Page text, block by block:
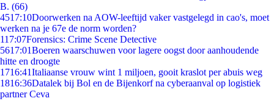
B. (66)
4517:10Doorwerken na AOW-leeftijd vaker vastgelegd in cao's, moet
werken na je 67e de norm worden?
117:07Forensics: Crime Scene Detective
5617:01Boeren waarschuwen voor lagere oogst door aanhoudende
hitte en droogte
1716:41Italiaanse vrouw wint 1 miljoen, gooit kraslot per abuis weg
1816:36Datalek bij Bol en de Bijenkorf na cyberaanval op logistiek
partner Ceva